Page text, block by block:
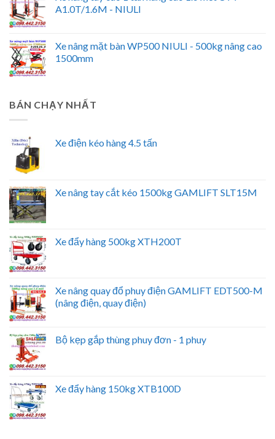
A1.0T/1.6M - NIULI
Xe nâng mặt bàn WP500 NIULI - 500kg nâng cao
1500mm
BÁN CHẠY NHẤT
Xe điện kéo hàng 4.5 tấn
Xe nâng tay cắt kéo 1500kg GAMLIFT SLT15M
Xe đẩy hàng 500kg XTH200T
Xe nâng quay đổ phuy điện GAMLIFT EDT500-M
(nâng điện, quay điện)
Bộ kẹp gắp thùng phuy đơn - 1 phuy
Xe đẩy hàng 150kg XTB100D